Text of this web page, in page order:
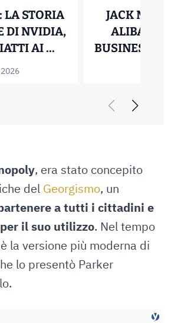
SHORT): SU COSA STA
LA STORIA
DI NVIDIA,
AI ...JENSEN HUANG: LA
JACK MA E LA
ALIBABA: 7
BUSINESS UTILI
, era stato concepito
del Georgismo, un
a tutti i cittadini e
il suo utilizzo. Nel tempo
la versione più moderna di
lo presentò Parker